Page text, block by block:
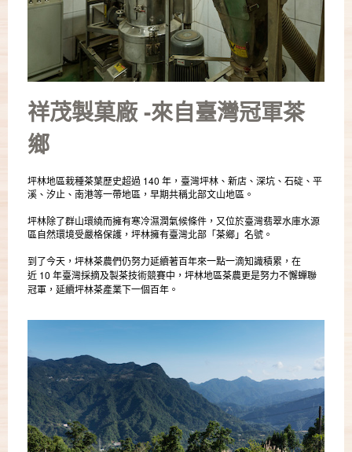
祥茂製菓廠 -來自臺灣冠軍茶
鄉
坪林地區栽種茶葉歷史超過 140 年，臺灣坪林、新店、深坑、石碇、平
溪、汐止、南港等一帶地區，早期共稱北部文山地區。
坪林除了群山環繞而擁有寒冷濕潤氣候條件，又位於臺灣翡翠水庫水源
區自然環境受嚴格保護，坪林擁有臺灣北部「茶鄉」名號。
到了今天，坪林茶農們仍努力延續著百年來一點一滴知識積累，在
近 10 年臺灣採摘及製茶技術競賽中，坪林地區茶農更是努力不懈蟬聯
冠軍，延續坪林茶產業下一個百年。